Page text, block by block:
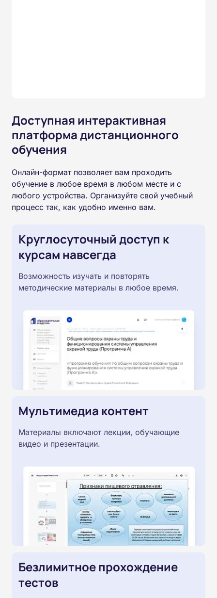
Доступная интерактивная
платформа дистанционного
обучения
Онлайн-формат позволяет вам проходить
обучение в любое время в любом месте и с
любого устройства. Организуйте свой учебный
процесс так, как удобно именно вам.
Круглосуточный доступ к
курсам навсегда
Возможность изучать и повторять
методические материалы в любое время.
Мультимедиа контент
Материалы включают лекции, обучающие
видео и презентации.
Безлимитное прохождение
тестов